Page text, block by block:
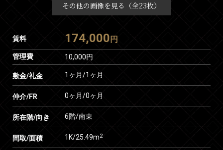
その他の画像を見る（全23枚）
賃料 174,000 円
管理費 10,000円
敷金/礼金 1ヶ月/1ヶ月
仲介/FR 0ヶ月/0ヶ月
所在階/向き 6階/南東
間取/面積 1K/25.49m2